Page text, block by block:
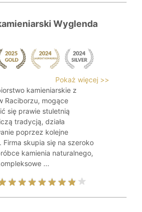
Wyglenda
Pokaż więcej >>
kamieniarskie z
Raciborzu, mogące
się prawie stuletnią
tradycją, działa
poprzez kolejne
Firma skupia się na szeroko
kamienia naturalnego,
...